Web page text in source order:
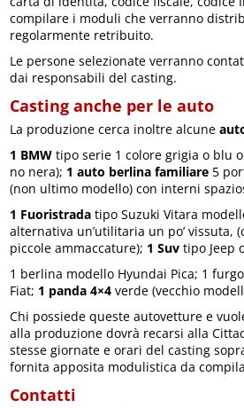
compilare i moduli che verranno
regolarmente retribuito.
Le persone selezionate verranno
dai responsabili del casting.
Casting anche per le auto
La produzione cerca inoltre alcune
1 BMW tipo serie 1 colore grigia o blu
no nera); 1 auto berlina familiare 5
(non ultimo modello) con interni
1 Fuoristrada tipo Suzuki Vitara
alternativa un’utilitaria un po’ vissuta,
piccole ammaccature); 1 Suv tipo Jeep
1 berlina modello Hyundai Pica; 1
Fiat; 1 panda 4×4 verde (vecchio
Chi possiede queste autovetture e
alla produzione dovrà recarsi alla
stesse giornate e orari del casting
fornita apposita modulistica da
Contatti